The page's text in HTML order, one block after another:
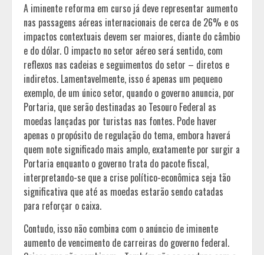
A iminente reforma em curso já deve representar aumento
nas passagens aéreas internacionais de cerca de 26% e os
impactos contextuais devem ser maiores, diante do câmbio
e do dólar. O impacto no setor aéreo será sentido, com
reflexos nas cadeias e seguimentos do setor – diretos e
indiretos. Lamentavelmente, isso é apenas um pequeno
exemplo, de um único setor, quando o governo anuncia, por
Portaria, que serão destinadas ao Tesouro Federal as
moedas lançadas por turistas nas fontes. Pode haver
apenas o propósito de regulação do tema, embora haverá
quem note significado mais amplo, exatamente por surgir a
Portaria enquanto o governo trata do pacote fiscal,
interpretando-se que a crise político-econômica seja tão
significativa que até as moedas estarão sendo catadas
para reforçar o caixa.
Contudo, isso não combina com o anúncio de iminente
aumento de vencimento de carreiras do governo federal.